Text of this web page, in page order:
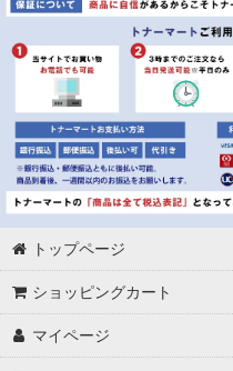
ブラザー DR-40J リサイクルド
ブラザー TN-47J 純正トナー
ブラザー DR-40J 純正ドラム
トップページ
ショッピングカート
マイページ